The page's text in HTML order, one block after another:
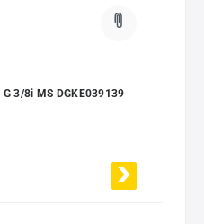
3/8i MS DGKE039139